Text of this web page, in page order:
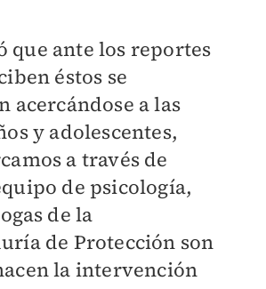
que ante los reportes
éstos se
acercándose a las
y adolescentes,
a través de
de psicología,
de la
de Protección son
la intervención